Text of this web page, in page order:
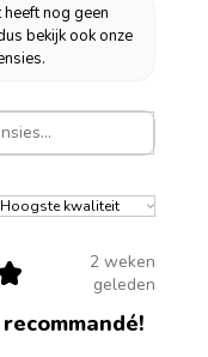
nog geen
bekijk ook onze
2 weken
geleden